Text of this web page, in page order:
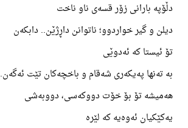
دڵۆپە بارانی زۆر قسەی ناو ناخت
دیلن و گیر خواردوو؛ ناتوانن داڕژێن.. دابکەن
تۆ ئیستا کە ئەدوێی
بە تەنها پەیکەری شەقام و باخچەکان تێت ئەگەن.
هەمیشە تۆ بۆ خۆت دووکەسی، دووبەشی
یەکێکیان ئەوەیە کە لێرە